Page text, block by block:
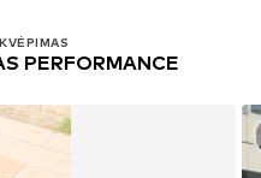
PERFORMANCE